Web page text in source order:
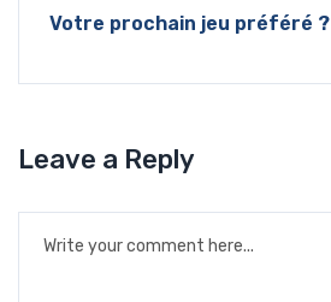
Votre prochain jeu préféré ?
Leave a Reply